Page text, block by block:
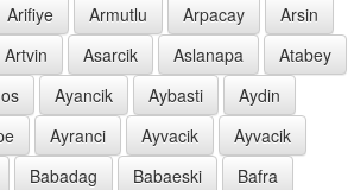
Arifiye Armutlu Arpacay
Arsin
Artvin Asarcik Aslanapa
Atabey
Ayancik Aybasti
Aydin
Ayranci Ayvacik
Ayvacik
Babadag Babaeski
Bafra